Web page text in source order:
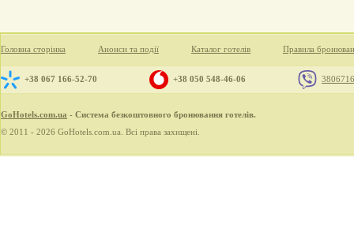
Головна сторінка Анонси та події Каталог готелів Правила
+38 067 166-52-70 +38 050 548-46-06
GoHotels.com.ua - Система безкоштовного бронювання готелів.
© 2011 - 2026 GoHotels.com.ua. Всі права захищені.